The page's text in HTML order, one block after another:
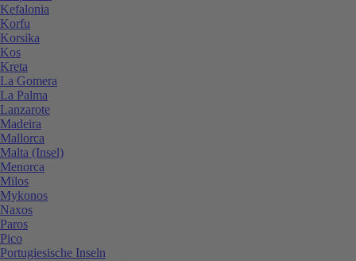
Kefalonia
Korfu
Korsika
Kos
Kreta
La Gomera
La Palma
Lanzarote
Madeira
Mallorca
Malta (Insel)
Menorca
Milos
Mykonos
Naxos
Paros
Pico
Portugiesische Inseln